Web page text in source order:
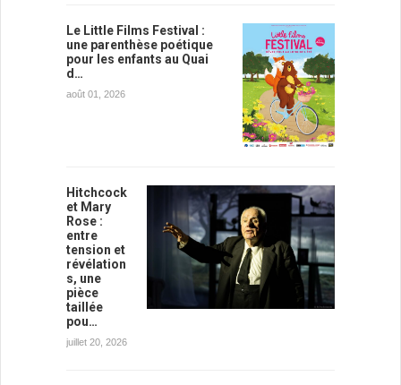
Le Little Films Festival :
une parenthèse poétique
pour les enfants au Quai
d…
août 01, 2026
Hitchcock
et Mary
Rose :
entre
tension et
révélation
s, une
pièce
taillée
pou…
juillet 20, 2026